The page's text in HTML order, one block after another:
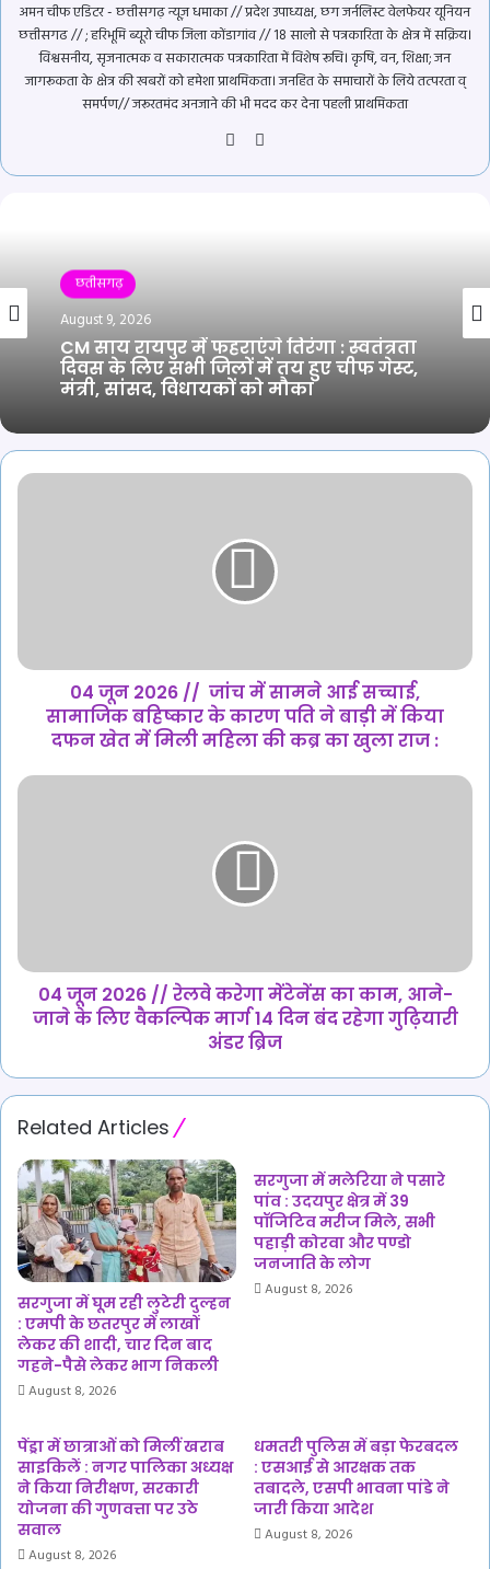
अमन चीफ एडिटर - छत्तीसगढ़ न्यूज़ धमाका // प्रदेश उपाध्यक्ष, छग जर्नलिस्ट वेलफेयर यूनियन
छत्तीसगढ // ; हरिभूमि ब्यूरो चीफ जिला कोंडागांव // 18 सालो से पत्रकारिता के क्षेत्र में सक्रिय।
विश्वसनीय, सृजनात्मक व सकारात्मक पत्रकारिता में विशेष रूचि। कृषि, वन, शिक्षा; जन
जागरूकता के क्षेत्र की खबरों को हमेशा प्राथमिकता। जनहित के समाचारों के लिये तत्परता व्
समर्पण// जरूरतमंद अनजाने की भी मदद कर देना पहली प्राथमिकता
Website
छतीसगढ़
August 9, 2026
CM साय रायपुर में फहराएंगे तिरंगा : स्वतंत्रता
दिवस के लिए सभी जिलों में तय हुए चीफ गेस्ट,
मंत्री, सांसद, विधायकों को मौका
04
सच्चाई,
बहिष्कार
पति
मिली
महिला
खुला
राज
:
04 जून 2026 // जांच में सामने आई सच्चाई,
सामाजिक बहिष्कार के कारण पति ने बाड़ी में किया
दफन खेत में मिली महिला की कब्र का खुला राज :
04
काम,
आने-
जाने
वैकल्पिक
14
बंद
रहेगा
गुढ़ियारी
अंडर
ब्रिज
04 जून 2026 // रेलवे करेगा मेंटेनेंस का काम, आने-
जाने के लिए वैकल्पिक मार्ग 14 दिन बंद रहेगा गुढ़ियारी
अंडर ब्रिज
Related Articles
सरगुजा में घूम रही लुटेरी दुल्हन
: एमपी के छतरपुर में लाखों
लेकर की शादी, चार दिन बाद
गहने-पैसे लेकर भाग निकली
August 8, 2026
सरगुजा में मलेरिया ने पसारे
पांव : उदयपुर क्षेत्र में 39
पॉजिटिव मरीज मिले, सभी
पहाड़ी कोरवा और पण्डो
जनजाति के लोग
August 8, 2026
पेंड्रा में छात्राओं को मिलीं खराब
साइकिलें : नगर पालिका अध्यक्ष
ने किया निरीक्षण, सरकारी
योजना की गुणवत्ता पर उठे
सवाल
August 8, 2026
धमतरी पुलिस में बड़ा फेरबदल
: एसआई से आरक्षक तक
तबादले, एसपी भावना पांडे ने
जारी किया आदेश
August 8, 2026